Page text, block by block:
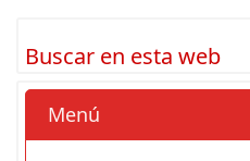
Buscar en esta web
Menú